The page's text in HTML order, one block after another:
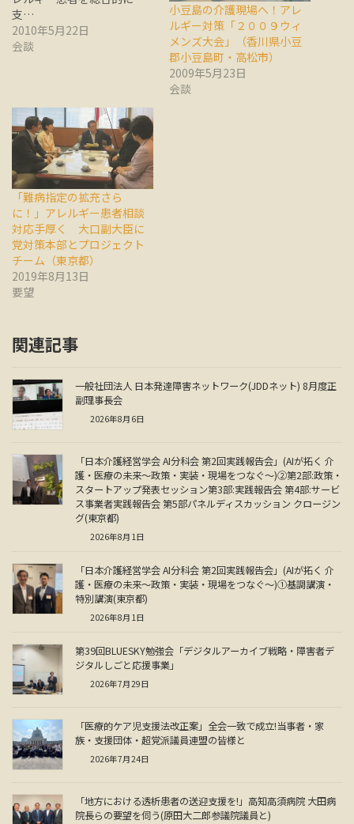
支…
2010年5月22日
会談
小豆島の介護現場へ！アレ
ルギー対策「２００９ウィ
メンズ大会」（香川県小豆
郡小豆島町・高松市）
2009年5月23日
会談
「難病指定の拡充さら
に！」アレルギー患者相談
対応手厚く 大口副大臣に
党対策本部とプロジェクト
チーム（東京都）
2019年8月13日
要望
関連記事
一般社団法人 日本発達障害ネットワーク(JDDネット) 8月度正
副理事長会
2026年8月6日
「日本介護経営学会 AI分科会 第2回実践報告会」(AIが拓く 介
護・医療の未来～政策・実装・現場をつなぐ～)②第2部:政策・
スタートアップ発表セッション第3部:実践報告会 第4部:サービ
ス事業者実践報告会 第5部パネルディスカッション クロージン
グ(東京都)
2026年8月1日
「日本介護経営学会 AI分科会 第2回実践報告会」(AIが拓く 介
護・医療の未来～政策・実装・現場をつなぐ～)①基調講演・
特別講演(東京都)
2026年8月1日
第39回BLUESKY勉強会「デジタルアーカイブ戦略・障害者デ
ジタルしごと応援事業」
2026年7月29日
「医療的ケア児支援法改正案」全会一致で成立!当事者・家
族・支援団体・超党派議員連盟の皆様と
2026年7月24日
「地方における透析患者の送迎支援を!」高知高須病院 大田病
院長らの要望を伺う(原田大二郎参議院議員と)